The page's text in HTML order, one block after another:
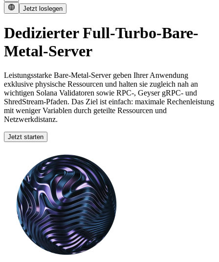
Jetzt loslegen
Dedizierter Full-Turbo-Bare-
Metal-Server
Leistungsstarke Bare-Metal-Server geben Ihrer Anwendung
exklusive physische Ressourcen und halten sie zugleich nah an
wichtigen Solana Validatoren sowie RPC-, Geyser gRPC- und
ShredStream-Pfaden. Das Ziel ist einfach: maximale Rechenleistung
mit weniger Variablen durch geteilte Ressourcen und
Netzwerkdistanz.
Jetzt starten